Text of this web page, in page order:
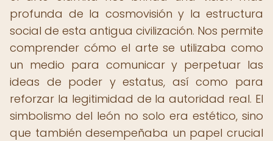
profunda de la cosmovisión y la estructura
social de esta antigua civilización. Nos permite
comprender cómo el arte se utilizaba como
un medio para comunicar y perpetuar las
ideas de poder y estatus, así como para
reforzar la legitimidad de la autoridad real. El
simbolismo del león no solo era estético, sino
que también desempeñaba un papel crucial